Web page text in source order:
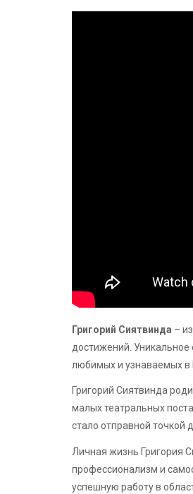
Григорий Сиятвинда –
достижений. Уникальное
любимых и узнаваемых в
Григорий Сиятвинда
малых театральных
стало отправной точкой
Личная жизнь Григория
профессионализм и
успешную работу в